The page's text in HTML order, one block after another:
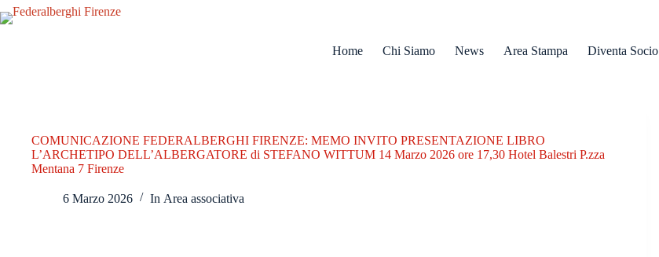
Salta
al
Home
Chi Siamo News Area Stampa Diventa Socio
COMUNICAZIONE FEDERALBERGHI FIRENZE: MEMO INVITO PRESENTAZIONE LIBRO
L’ARCHETIPO DELL’ALBERGATORE di STEFANO WITTUM 14 Marzo 2026 ore 17,30 Hotel Balestri P.zza
Mentana 7 Firenze
6 Marzo 2026 In Area associativa